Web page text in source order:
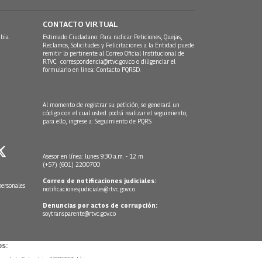
CONTACTO VIRTUAL
Estimado Ciudadano: Para radicar Peticiones, Quejas,
Reclamos, Solicitudes y Felicitaciones a la Entidad puede
remitir lo pertinente al Correo Oficial Institucional de
RTVC correspondencia@rtvc.gov.co o diligenciar el
formulario en línea: Contacto PQRSD.
Al momento de registrar su petición, se generará un
código con el cual usted podrá realizar el seguimiento,
para ello, ingrese a: Seguimiento de PQRS
Asesor en línea: lunes 9:30 a.m. - 12 m
(+57) (601) 2200700
Correo de notificaciones judiciales:
notificacionesjudiciales@rtvc.gov.co
Denuncias por actos de corrupción:
soytransparente@rtvc.gov.co